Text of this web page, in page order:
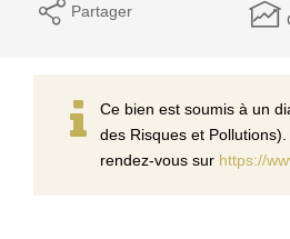
Partager
Ce bien est soumis à un
des Risques et
rendez-vous sur https://